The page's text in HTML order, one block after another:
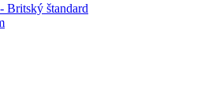
Britský štandard